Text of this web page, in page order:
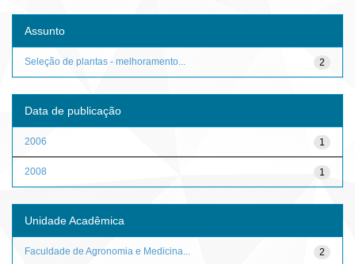
Assunto
2
Seleção de plantas - melhoramento...
Data de publicação
1
2006
1
2008
Unidade Acadêmica
2
Faculdade de Agronomia e Medicina...